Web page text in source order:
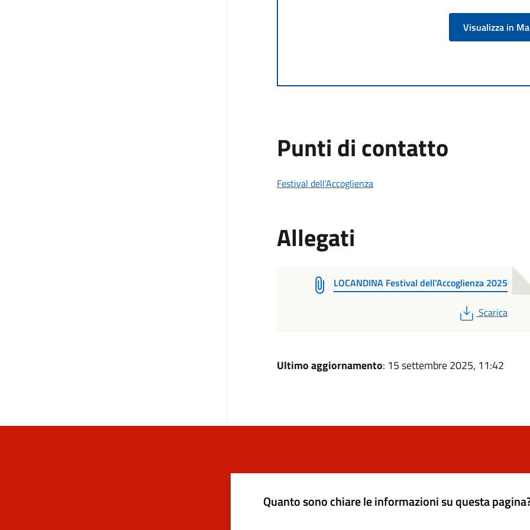
Visualizza in
Punti di contatto
Festival dell’Accoglienza
Allegati
LOCANDINA Festival dell'Accoglienza 2025
PDF
Scarica
Ultimo aggiornamento: 15 settembre 2025, 11:42
Quanto sono chiare le informazioni su questa